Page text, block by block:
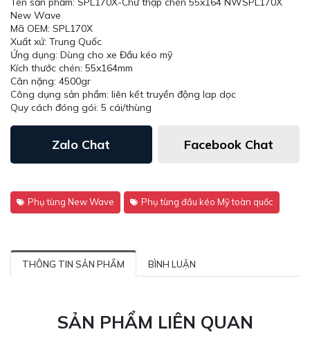
New Wave
Mã OEM: SPL170X
Xuất xứ: Trung Quốc
Ứng dụng: Dùng cho xe Đầu kéo mỹ
Kích thước chén: 55x164mm
Cân nặng: 4500gr
Công dụng sản phẩm: liên kết truyền động lap dọc
Quy cách đóng gói: 5 cái/thùng
Zalo Chat Facebook Chat
Phụ tùng New Wave Phụ tùng đầu kéo Mỹ toàn quốc
THÔNG TIN SẢN PHẨM BÌNH LUẬN
SẢN PHẨM LIÊN QUAN